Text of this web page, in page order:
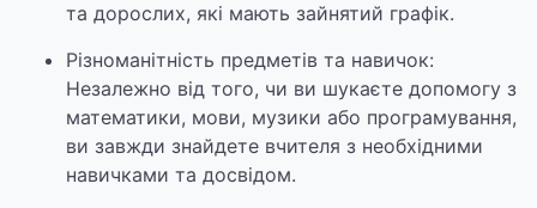
та дорослих, які мають зайнятий графік.
Різноманітність предметів та навичок:
Незалежно від того, чи ви шукаєте допомогу з
математики, мови, музики або програмування,
ви завжди знайдете вчителя з необхідними
навичками та досвідом.